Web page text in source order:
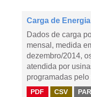
Carga de Energia
Dados de carga
mensal, medida
dezembro/2014,
atendida por
programadas pelo
PDF CSV